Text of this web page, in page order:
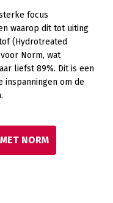
focus
waarop dit tot uiting
(Hydrotreated
Norm, wat
liefst 89%. Dit is een
inspanningen om de
NORM